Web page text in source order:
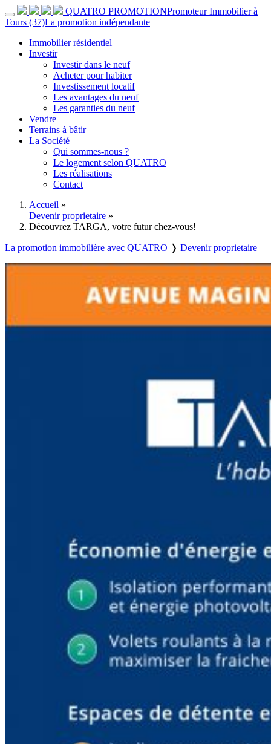
QUATRO PROMOTIONPromoteur Immobilier à
Tours (37)La promotion indépendante
Immobilier résidentiel
Investir
Investir dans le neuf
Acheter pour habiter
Investissement locatif
Les avantages du neuf
Les garanties du neuf
Vendre
Terrains à bâtir
La Société
Qui sommes-nous ?
Le logement selon QUATRO
Les réalisations
Contact
Accueil »
Devenir proprietaire »
Découvrez TARGA, votre futur chez-vous!
La promotion immobilière avec QUATRO ❭ Devenir proprietaire